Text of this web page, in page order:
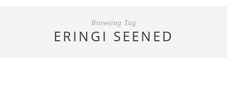
Browsing Tag
ERINGI SEENED